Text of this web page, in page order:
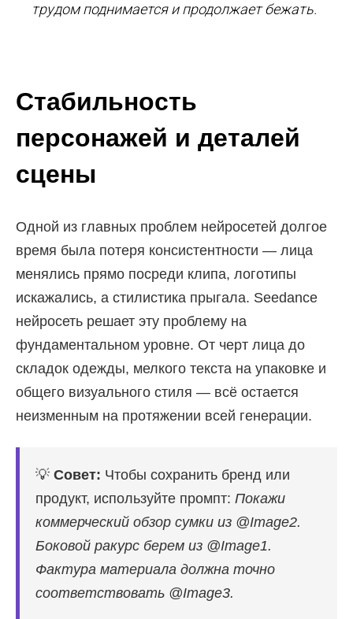
трудом поднимается и продолжает бежать.
Стабильность
персонажей и деталей
сцены
Одной из главных проблем нейросетей долгое
время была потеря консистентности — лица
менялись прямо посреди клипа, логотипы
искажались, а стилистика прыгала. Seedance
нейросеть решает эту проблему на
фундаментальном уровне. От черт лица до
складок одежды, мелкого текста на упаковке и
общего визуального стиля — всё остается
неизменным на протяжении всей генерации.
💡 Совет: Чтобы сохранить бренд или
продукт, используйте промпт: Покажи
коммерческий обзор сумки из @Image2.
Боковой ракурс берем из @Image1.
Фактура материала должна точно
соответствовать @Image3.